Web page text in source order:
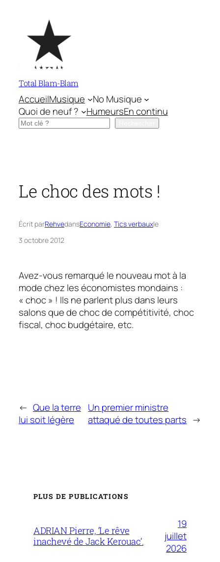
contenu
Total Blam-Blam
AccueilMusique
No Musique
Quoi de neuf ?
HumeursEn continu
Rechercher
Le choc des mots !
Écrit parRehvedansEconomie, Tics verbauxle
3 octobre 2012
Avez-vous remarqué le nouveau mot à la
mode chez les économistes mondains :
« choc » ! Ils ne parlent plus dans leurs
salons que de choc de compétitivité, choc
fiscal, choc budgétaire, etc.
← Que la terre
lui soit légère
Un premier ministre
attaqué de toutes parts →
PLUS DE PUBLICATIONS
ADRIAN Pierre, ‘Le rêve
inachevé de Jack Kerouac’.
19
juillet
2026